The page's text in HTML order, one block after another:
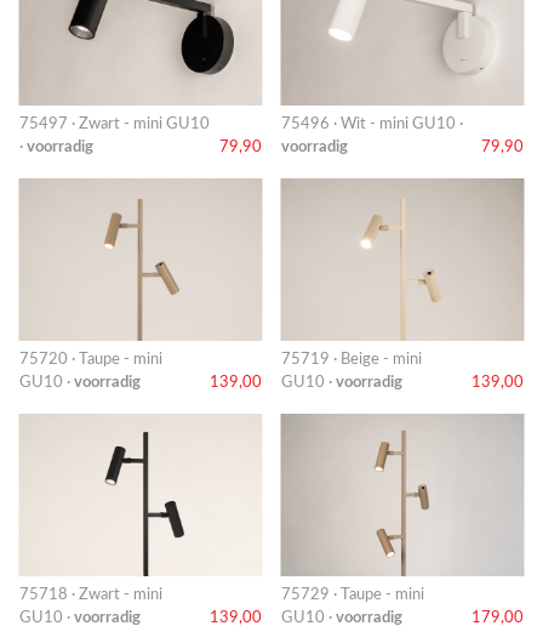
75497 · Zwart - mini GU10
· voorradig 79,90
75496 · Wit - mini GU10 ·
voorradig
79,90
75720 · Taupe - mini
GU10 · voorradig 139,00
75719 · Beige - mini
GU10 · voorradig 139,00
75718 · Zwart - mini
GU10 · voorradig 139,00
75729 · Taupe - mini
GU10 · voorradig 179,00